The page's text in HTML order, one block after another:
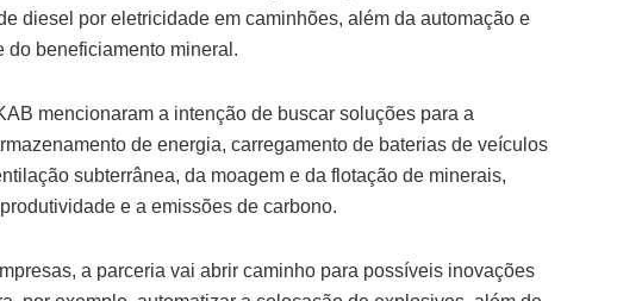
diesel por eletricidade em caminhões, além da automação e
do beneficiamento mineral.
mencionaram a intenção de buscar soluções para a
de energia, carregamento de baterias de veículos
subterrânea, da moagem e da flotação de minerais,
e a emissões de carbono.
a parceria vai abrir caminho para possíveis inovações